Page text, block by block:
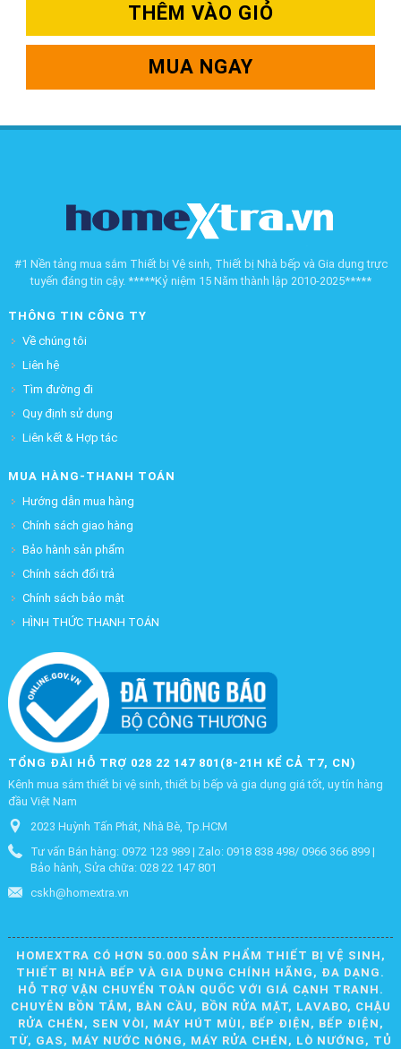
THÊM VÀO GIỎ
MUA NGAY
#1 Nền tảng mua sắm Thiết bị Vệ sinh, Thiết bị Nhà bếp và Gia dụng trực
tuyến đáng tin cậy. *****Kỷ niệm 15 Năm thành lập 2010-2025*****
THÔNG TIN CÔNG TY
Về chúng tôi
Liên hệ
Tìm đường đi
Quy định sử dụng
Liên kết & Hợp tác
MUA HÀNG-THANH TOÁN
Hướng dẫn mua hàng
Chính sách giao hàng
Bảo hành sản phẩm
Chính sách đổi trả
Chính sách bảo mật
HÌNH THỨC THANH TOÁN
TỔNG ĐÀI HỖ TRỢ 028 22 147 801(8-21H KỂ CẢ T7, CN)
Kênh mua sắm thiết bị vệ sinh, thiết bị bếp và gia dụng giá tốt, uy tín hàng
đầu Việt Nam
2023 Huỳnh Tấn Phát, Nhà Bè, Tp.HCM
Tư vấn Bán hàng: 0972 123 989 | Zalo: 0918 838 498/ 0966 366 899 |
Bảo hành, Sửa chữa: 028 22 147 801
cskh@homextra.vn
HOMEXTRA CÓ HƠN 50.000 SẢN PHẨM THIẾT BỊ VỆ SINH,
THIẾT BỊ NHÀ BẾP VÀ GIA DỤNG CHÍNH HÃNG, ĐA DẠNG.
HỖ TRỢ VẬN CHUYỂN TOÀN QUỐC VỚI GIÁ CẠNH TRANH.
CHUYÊN BỒN TẮM, BÀN CẦU, BỒN RỬA MẶT, LAVABO, CHẬU
RỬA CHÉN, SEN VÒI, MÁY HÚT MÙI, BẾP ĐIỆN, BẾP ĐIỆN,
TỪ, GAS, MÁY NƯỚC NÓNG, MÁY RỬA CHÉN, LÒ NƯỚNG, TỦ